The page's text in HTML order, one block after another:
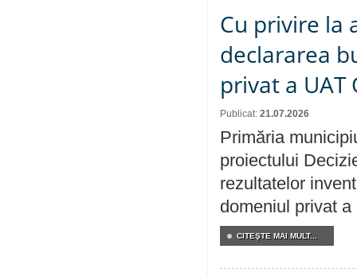
Cu privire la
declararea
privat a UAT
Publicat: 21.07.2026
Primăria
proiectului
rezultatelor
domeniul privat a
CITEŞTE MAI MULT...